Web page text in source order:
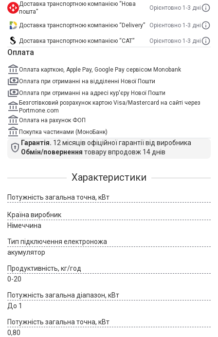
Доставка транспортною компанією “Нова
пошта”
Орієнтовно 1-3 дні
Доставка транспортною компанією “Delivery” Орієнтовно 1-3 дні
Доставка транспортною компанією “САТ” Орієнтовно 1-3 дні
Оплата
Оплата карткою, Apple Pay, Google Pay сервісом Monobank
Оплата при отриманні на відділенні Нової Пошти
Оплата при отриманні на адресі кур'єру Нової Пошти
Безготівковий розрахунок картою Visa/Mastercard на сайті через
Portmone.com
Оплата на рахунок ФОП
Покупка частинами (МоноБанк)
Гарантія. 12 місяців офіційної гарантії від виробника
Обмін/повернення товару впродовж 14 днів
Характеристики
Потужність загальна точна, кВт
Країна виробник
Німеччина
Тип підключення електроножа
акумулятор
Продуктивність, кг/год
0-20
Потужність загальна діапазон, кВт
До 1
Потужність загальна точна, кВт
0,80